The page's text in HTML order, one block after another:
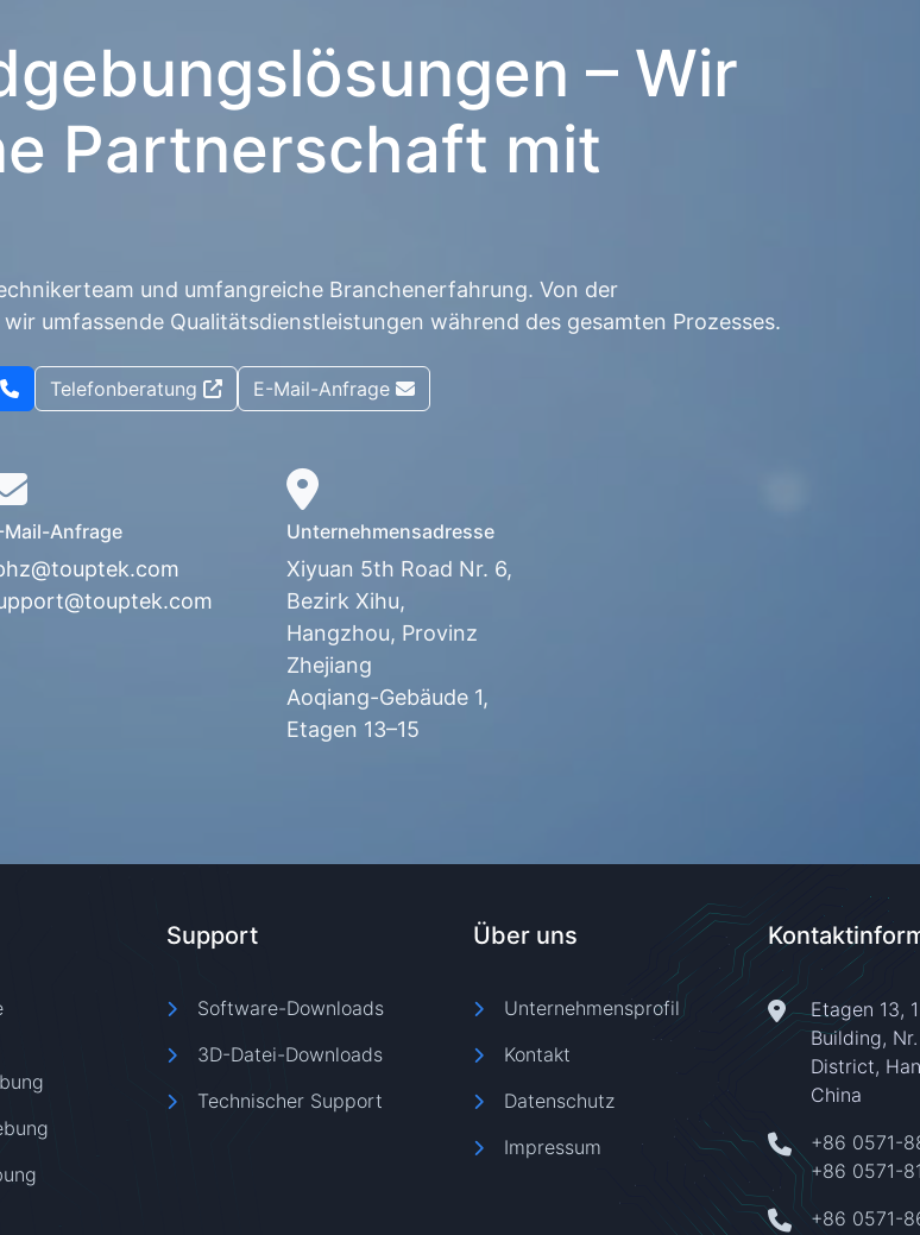
– Wir
Partnerschaft mit
und umfangreiche Branchenerfahrung. Von der
umfassende Qualitätsdienstleistungen während des gesamten Prozesses.
Telefonberatung E-Mail-Anfrage
Mail-Anfrage Unternehmensadresse
Xiyuan 5th Road Nr. 6,
Bezirk Xihu,
Hangzhou, Provinz
Zhejiang
Aoqiang-Gebäude 1,
Etagen 13–15
Support
Software-Downloads
3D-Datei-Downloads
Technischer Support
Über uns
Unternehmensprofil
Kontakt
Datenschutz
Impressum
Etagen 13,
Building,
District,
China
+86 0571-
+86 0571-
+86 0571-